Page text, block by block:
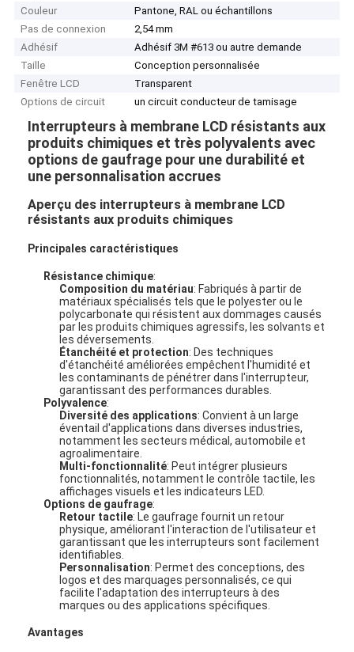
Couleur
Pantone, RAL ou échantillons
Pas de connexion
2,54 mm
Adhésif
Adhésif 3M #613 ou autre demande
Taille
Conception personnalisée
Fenêtre LCD
Transparent
Options de circuit
un circuit conducteur de tamisage
Interrupteurs à membrane LCD résistants aux
produits chimiques et très polyvalents avec
options de gaufrage pour une durabilité et
une personnalisation accrues
Aperçu des interrupteurs à membrane LCD
résistants aux produits chimiques
Principales caractéristiques
Résistance chimique:
Composition du matériau: Fabriqués à partir de
matériaux spécialisés tels que le polyester ou le
polycarbonate qui résistent aux dommages causés
par les produits chimiques agressifs, les solvants et
les déversements.
Étanchéité et protection: Des techniques
d'étanchéité améliorées empêchent l'humidité et
les contaminants de pénétrer dans l'interrupteur,
garantissant des performances durables.
Polyvalence:
Diversité des applications: Convient à un large
éventail d'applications dans diverses industries,
notamment les secteurs médical, automobile et
agroalimentaire.
Multi-fonctionnalité: Peut intégrer plusieurs
fonctionnalités, notamment le contrôle tactile, les
affichages visuels et les indicateurs LED.
Options de gaufrage:
Retour tactile: Le gaufrage fournit un retour
physique, améliorant l'interaction de l'utilisateur et
garantissant que les interrupteurs sont facilement
identifiables.
Personnalisation: Permet des conceptions, des
logos et des marquages personnalisés, ce qui
facilite l'adaptation des interrupteurs à des
marques ou des applications spécifiques.
Avantages